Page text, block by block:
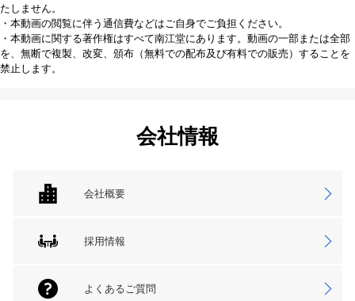
たしません。
・本動画の閲覧に伴う通信費などはご自身でご負担ください。
・本動画に関する著作権はすべて南江堂にあります。動画の一部または全部
を、無断で複製、改変、頒布（無料での配布及び有料での販売）することを
禁止します。
会社情報
会社概要
採用情報
よくあるご質問